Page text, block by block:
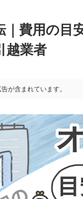
｜費用の目
越業者
が含まれています。